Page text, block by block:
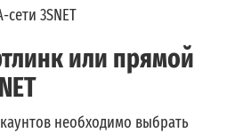
или прямой
необходимо выбрать